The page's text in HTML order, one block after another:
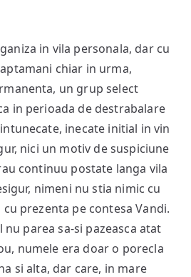
in vila personala, dar cu
chiar in urma,
un grup select
in perioada de destrabalare
inecate initial in vin
nici un motiv de suspiciune
continuu postate langa vila
nimeni nu stia nimic cu
prezenta pe contesa Vandi.
parea sa-si pazeasca atat
numele era doar o porecla
si alta, dar care, in mare